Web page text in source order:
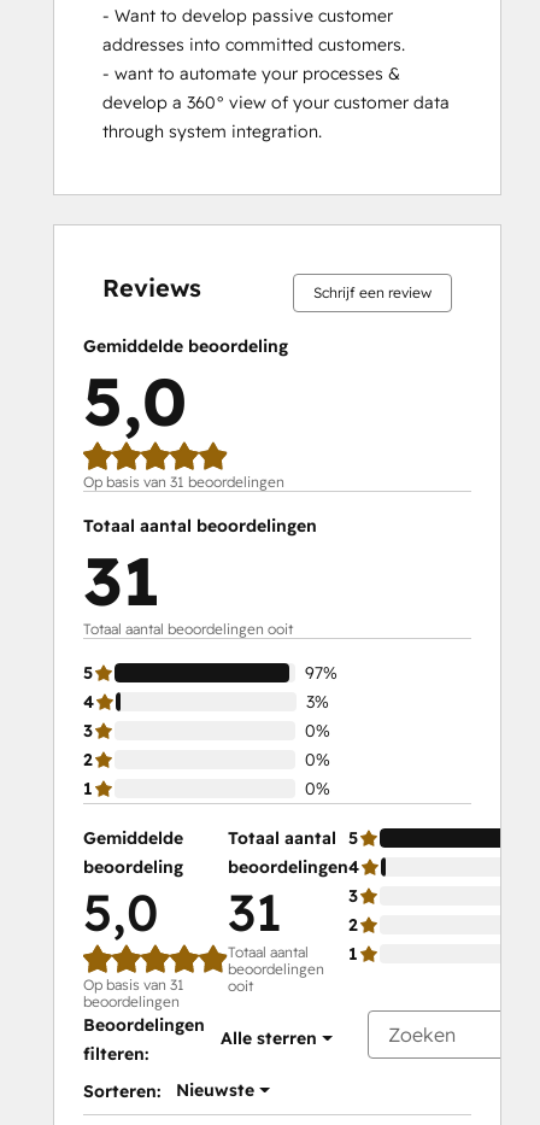
- Want to develop passive customer
addresses into committed customers.
- want to automate your processes &
develop a 360° view of your customer data
through system integration.
Reviews Schrijf een review
Gemiddelde beoordeling
5,0
Op basis van 31 beoordelingen
Totaal aantal beoordelingen
31
Totaal aantal beoordelingen ooit
5
97%
4
3%
3
0%
2
0%
1
0%
Gemiddelde
beoordeling
5,0
Op basis van 31
beoordelingen
Totaal aantal
beoordelingen
31
Totaal aantal
beoordelingen
ooit
5
4
3
2
1
Beoordelingen
filteren:
Alle sterren
Sorteren: Nieuwste